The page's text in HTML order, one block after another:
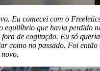
Eu comecei com o
equilíbrio que havia
de cogitação. Eu só
como no passado. Foi